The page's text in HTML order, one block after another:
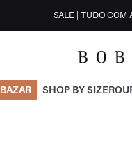
SALE | TUDO COM
BAZAR SHOP BY SIZE